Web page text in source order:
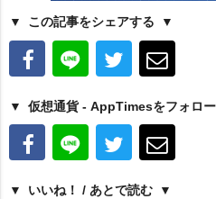
この記事をシェアする
仮想通貨 - AppTimesをフォロ
いいね！ / あとで読む